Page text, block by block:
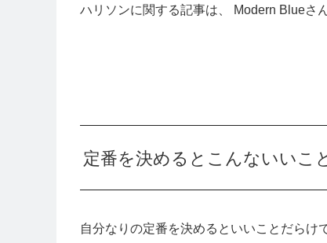
ハリソンに関する記事は、 Modern Blueさ
定番を決めるとこんないいこ
自分なりの定番を決めるといいことだらけ